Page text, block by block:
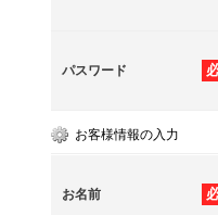
パスワード
お客様情報の入力
お名前